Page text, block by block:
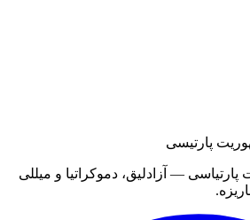
پارتیسی
پارتیاسی — آزادلیق، دموکراتیا و میللی